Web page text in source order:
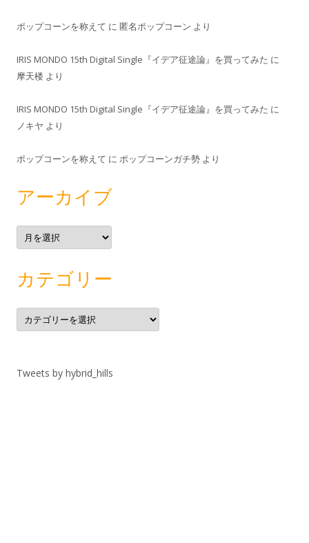
ポップコーンを称えて に 匿名ポップコーン より
IRIS MONDO 15th Digital Single『イデア征途論』を買ってみた に
摩天楼 より
IRIS MONDO 15th Digital Single『イデア征途論』を買ってみた に
ノキヤ より
ポップコーンを称えて に ポップコーンガチ勢 より
アーカイブ
ア
ー
カ
カテゴリー
カ
テ
ゴ
Tweets by hybrid_hills